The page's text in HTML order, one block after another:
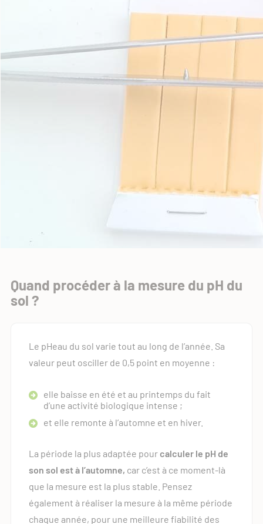
Quand procéder à la mesure du pH du
sol ?
Le pHeau du sol varie tout au long de l’année. Sa
valeur peut osciller de 0,5 point en moyenne :
elle baisse en été et au printemps du fait
d’une activité biologique intense ;
et elle remonte à l’automne et en hiver.
La période la plus adaptée pour calculer le pH de
son sol est à l’automne, car c’est à ce moment-là
que la mesure est la plus stable. Pensez
également à réaliser la mesure à la même période
chaque année, pour une meilleure fiabilité des